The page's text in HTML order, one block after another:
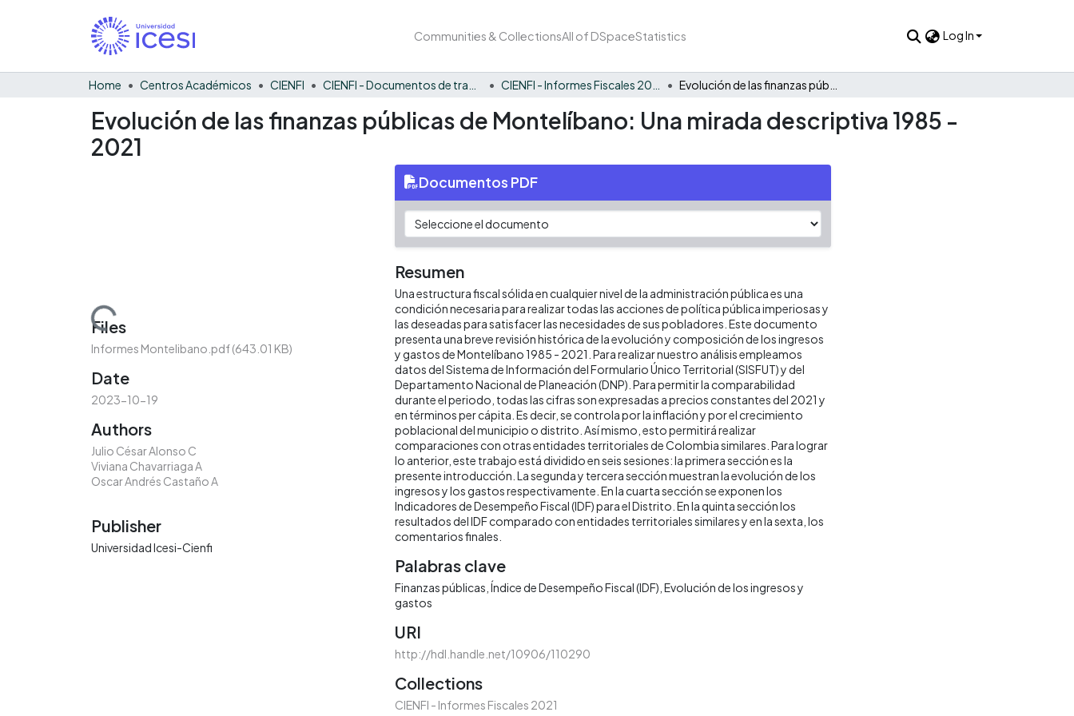
Communities & CollectionsAll of DSpaceStatistics Log In
Home Centros Académicos CIENFI
Evolución de las finanzas públicas de Montelíbano: Una mirada descriptiva 1985 -
2021
Loading...
Files
Informes Montelibano.pdf(643.01 KB)
Date
2023-10-19
Authors
Julio César Alonso C
Viviana Chavarriaga A
Oscar Andrés Castaño A
Publisher
Universidad Icesi-Cienfi
Documentos PDF
Resumen
Una estructura fiscal sólida en cualquier nivel de la administración pública es una
condición necesaria para realizar todas las acciones de política pública imperiosas y
las deseadas para satisfacer las necesidades de sus pobladores. Este documento
presenta una breve revisión histórica de la evolución y composición de los ingresos
y gastos de Montelíbano 1985 - 2021. Para realizar nuestro análisis empleamos
datos del Sistema de Información del Formulario Único Territorial (SISFUT) y del
Departamento Nacional de Planeación (DNP). Para permitir la comparabilidad
durante el periodo, todas las cifras son expresadas a precios constantes del 2021 y
en términos per cápita. Es decir, se controla por la inflación y por el crecimiento
poblacional del municipio o distrito. Así mismo, esto permitirá realizar
comparaciones con otras entidades territoriales de Colombia similares. Para lograr
lo anterior, este trabajo está dividido en seis sesiones: la primera sección es la
presente introducción. La segunda y tercera sección muestran la evolución de los
ingresos y los gastos respectivamente. En la cuarta sección se exponen los
Indicadores de Desempeño Fiscal (IDF) para el Distrito. En la quinta sección los
resultados del IDF comparado con entidades territoriales similares y en la sexta, los
comentarios finales.
Palabras clave
Finanzas públicas Índice de Desempeño Fiscal (IDF) Evolución de los ingresos y
gastos
URI
http://hdl.handle.net/10906/110290
Collections
CIENFI - Informes Fiscales 2021